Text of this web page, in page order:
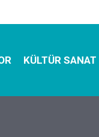
KÜLTÜR SANAT
Çevre Dostu Ambalaj